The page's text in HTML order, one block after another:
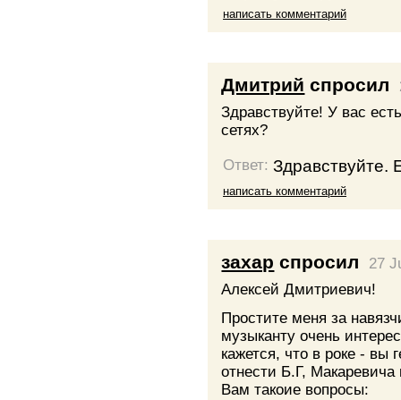
написать комментарий
Дмитрий спросил
Здравствуйте! У вас
сетях?
Ответ:Здравствуйте.
написать комментарий
захар спросил
27
Алексей Дмитриевич!
Простите меня за
музыканту очень
кажется, что в роке - вы
отнести Б.Г,
Вам такоие вопросы: